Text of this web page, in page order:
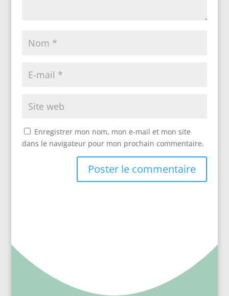
Enregistrer mon nom, mon e-mail et mon site
dans le navigateur pour mon prochain commentaire.